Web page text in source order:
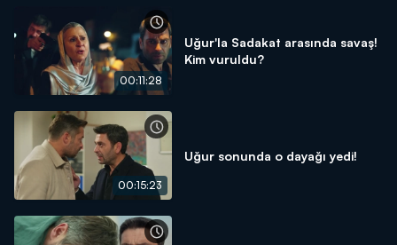
00:11:28
Uğur'la Sadakat arasında savaş!
Kim vuruldu?
00:15:23
Uğur sonunda o dayağı yedi!